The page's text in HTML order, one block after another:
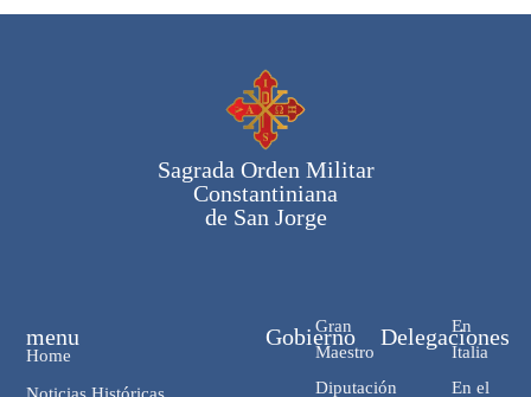
Sagrada Orden Militar
Constantiniana
de San Jorge
Gobierno
Gran
Maestro
Diputación
Delegaciones
En
Italia
En el
menu
Home
Noticias Históricas